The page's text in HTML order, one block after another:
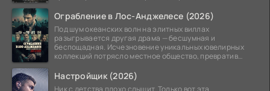
Ограбление в Лос-Анджелесе (2026)
Под шум океанских волн на элитных виллах
разыгрывается другая драма — бесшумная и
беспощадная. Исчезновение уникальных ювелирных
коллекций потрясло местное общество, превратив
Настройщик (2026)
Ник с детства плохо слышит. Только вот эта